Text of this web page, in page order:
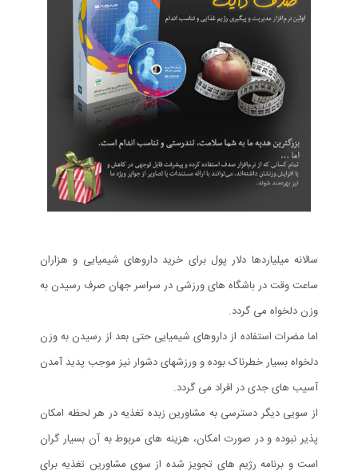
سالانه میلیاردها دلار پول برای خرید داروهای شیمیایی و هزاران
ساعت وقت در باشگاه های ورزشی در سراسر جهان صرف رسیدن به
وزن دلخواه می گردد.
اما مضرات استفاده از داروهای شیمیایی حتی بعد از رسیدن به وزن
دلخواه بسیار خطرناک بوده و ورزشهای دشوار نیز موجب پدید آمدن
آسیب های جدی در افراد می گردد.
از سویی دیگر دسترسی به مشاورین زبده تغذیه در هر لحظه امکان
پذیر نبوده و در صورت امکان، هزینه های مربوط به آن بسیار گران
است و برنامه رژیم های تجویز شده از سوی مشاورین تغذیه برای